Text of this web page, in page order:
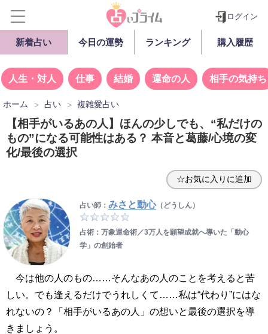
ログイン
新着占い 今日の運勢 ランキング 購入履歴
人生・対人 仕事 結婚 運命の人 相手の気持ち
ホーム 占い 複雑愛占い
【相手がいるあの人】ほんの少しでも、“私だけの
もの”になる可能性はある？ 本音と葛藤/心境の変
化/最後の選択
☆お気に入りに追加
占い師： みさと動心（どうしん）
占術：万象運命術／3万人を願望成就へ導いた「動心
学」の創始者
今は他の人のもの……そんなあの人のことを考えると苦
しい。でも逢えるだけでうれしくて……私は“代わり”にはな
れないの？「相手がいるあの人」の想いと最後の選択を導
きましょう。